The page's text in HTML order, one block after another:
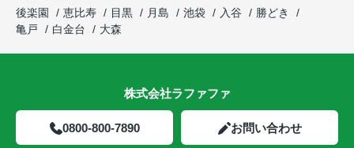
後楽園
恵比寿 目黒 月島 池袋 入谷
勝どき
亀戸
白金台 大森
株式会社ラファファ
0800-800-7890 お問い合わせ